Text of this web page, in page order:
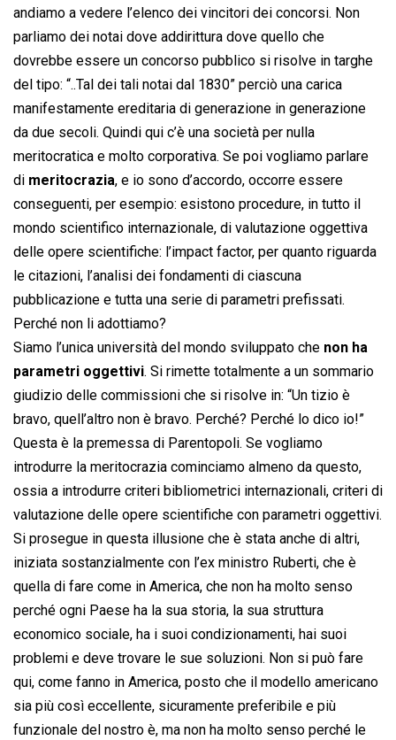
andiamo a vedere l’elenco dei vincitori dei concorsi. Non
parliamo dei notai dove addirittura dove quello che
dovrebbe essere un concorso pubblico si risolve in targhe
del tipo: “..Tal dei tali notai dal 1830” perciò una carica
manifestamente ereditaria di generazione in generazione
da due secoli. Quindi qui c’è una società per nulla
meritocratica e molto corporativa. Se poi vogliamo parlare
di meritocrazia, e io sono d’accordo, occorre essere
conseguenti, per esempio: esistono procedure, in tutto il
mondo scientifico internazionale, di valutazione oggettiva
delle opere scientifiche: l’impact factor, per quanto riguarda
le citazioni, l’analisi dei fondamenti di ciascuna
pubblicazione e tutta una serie di parametri prefissati.
Perché non li adottiamo?
Siamo l’unica università del mondo sviluppato che non ha
parametri oggettivi. Si rimette totalmente a un sommario
giudizio delle commissioni che si risolve in: “Un tizio è
bravo, quell’altro non è bravo. Perché? Perché lo dico io!”
Questa è la premessa di Parentopoli. Se vogliamo
introdurre la meritocrazia cominciamo almeno da questo,
ossia a introdurre criteri bibliometrici internazionali, criteri di
valutazione delle opere scientifiche con parametri oggettivi.
Si prosegue in questa illusione che è stata anche di altri,
iniziata sostanzialmente con l’ex ministro Ruberti, che è
quella di fare come in America, che non ha molto senso
perché ogni Paese ha la sua storia, la sua struttura
economico sociale, ha i suoi condizionamenti, hai suoi
problemi e deve trovare le sue soluzioni. Non si può fare
qui, come fanno in America, posto che il modello americano
sia più così eccellente, sicuramente preferibile e più
funzionale del nostro è, ma non ha molto senso perché le